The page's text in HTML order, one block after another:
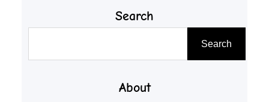
Search
Search
About